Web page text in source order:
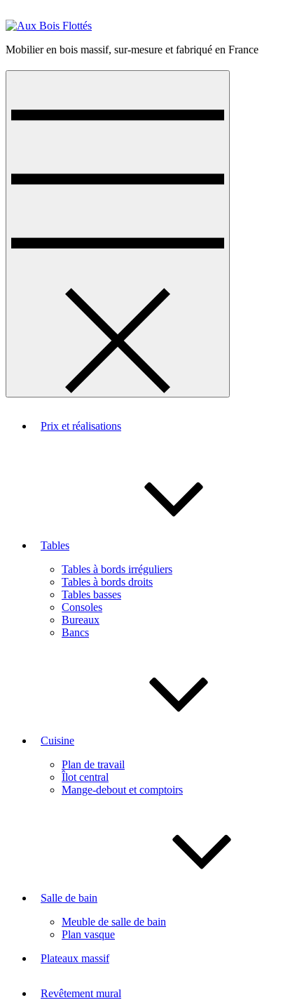
Mobilier en bois massif, sur-mesure et fabriqué en France
Prix et réalisations
Tables
Tables à bords irréguliers
Tables à bords droits
Tables basses
Consoles
Bureaux
Bancs
Cuisine
Plan de travail
Îlot central
Mange-debout et comptoirs
Salle de bain
Meuble de salle de bain
Plan vasque
Plateaux massif
Revêtement mural